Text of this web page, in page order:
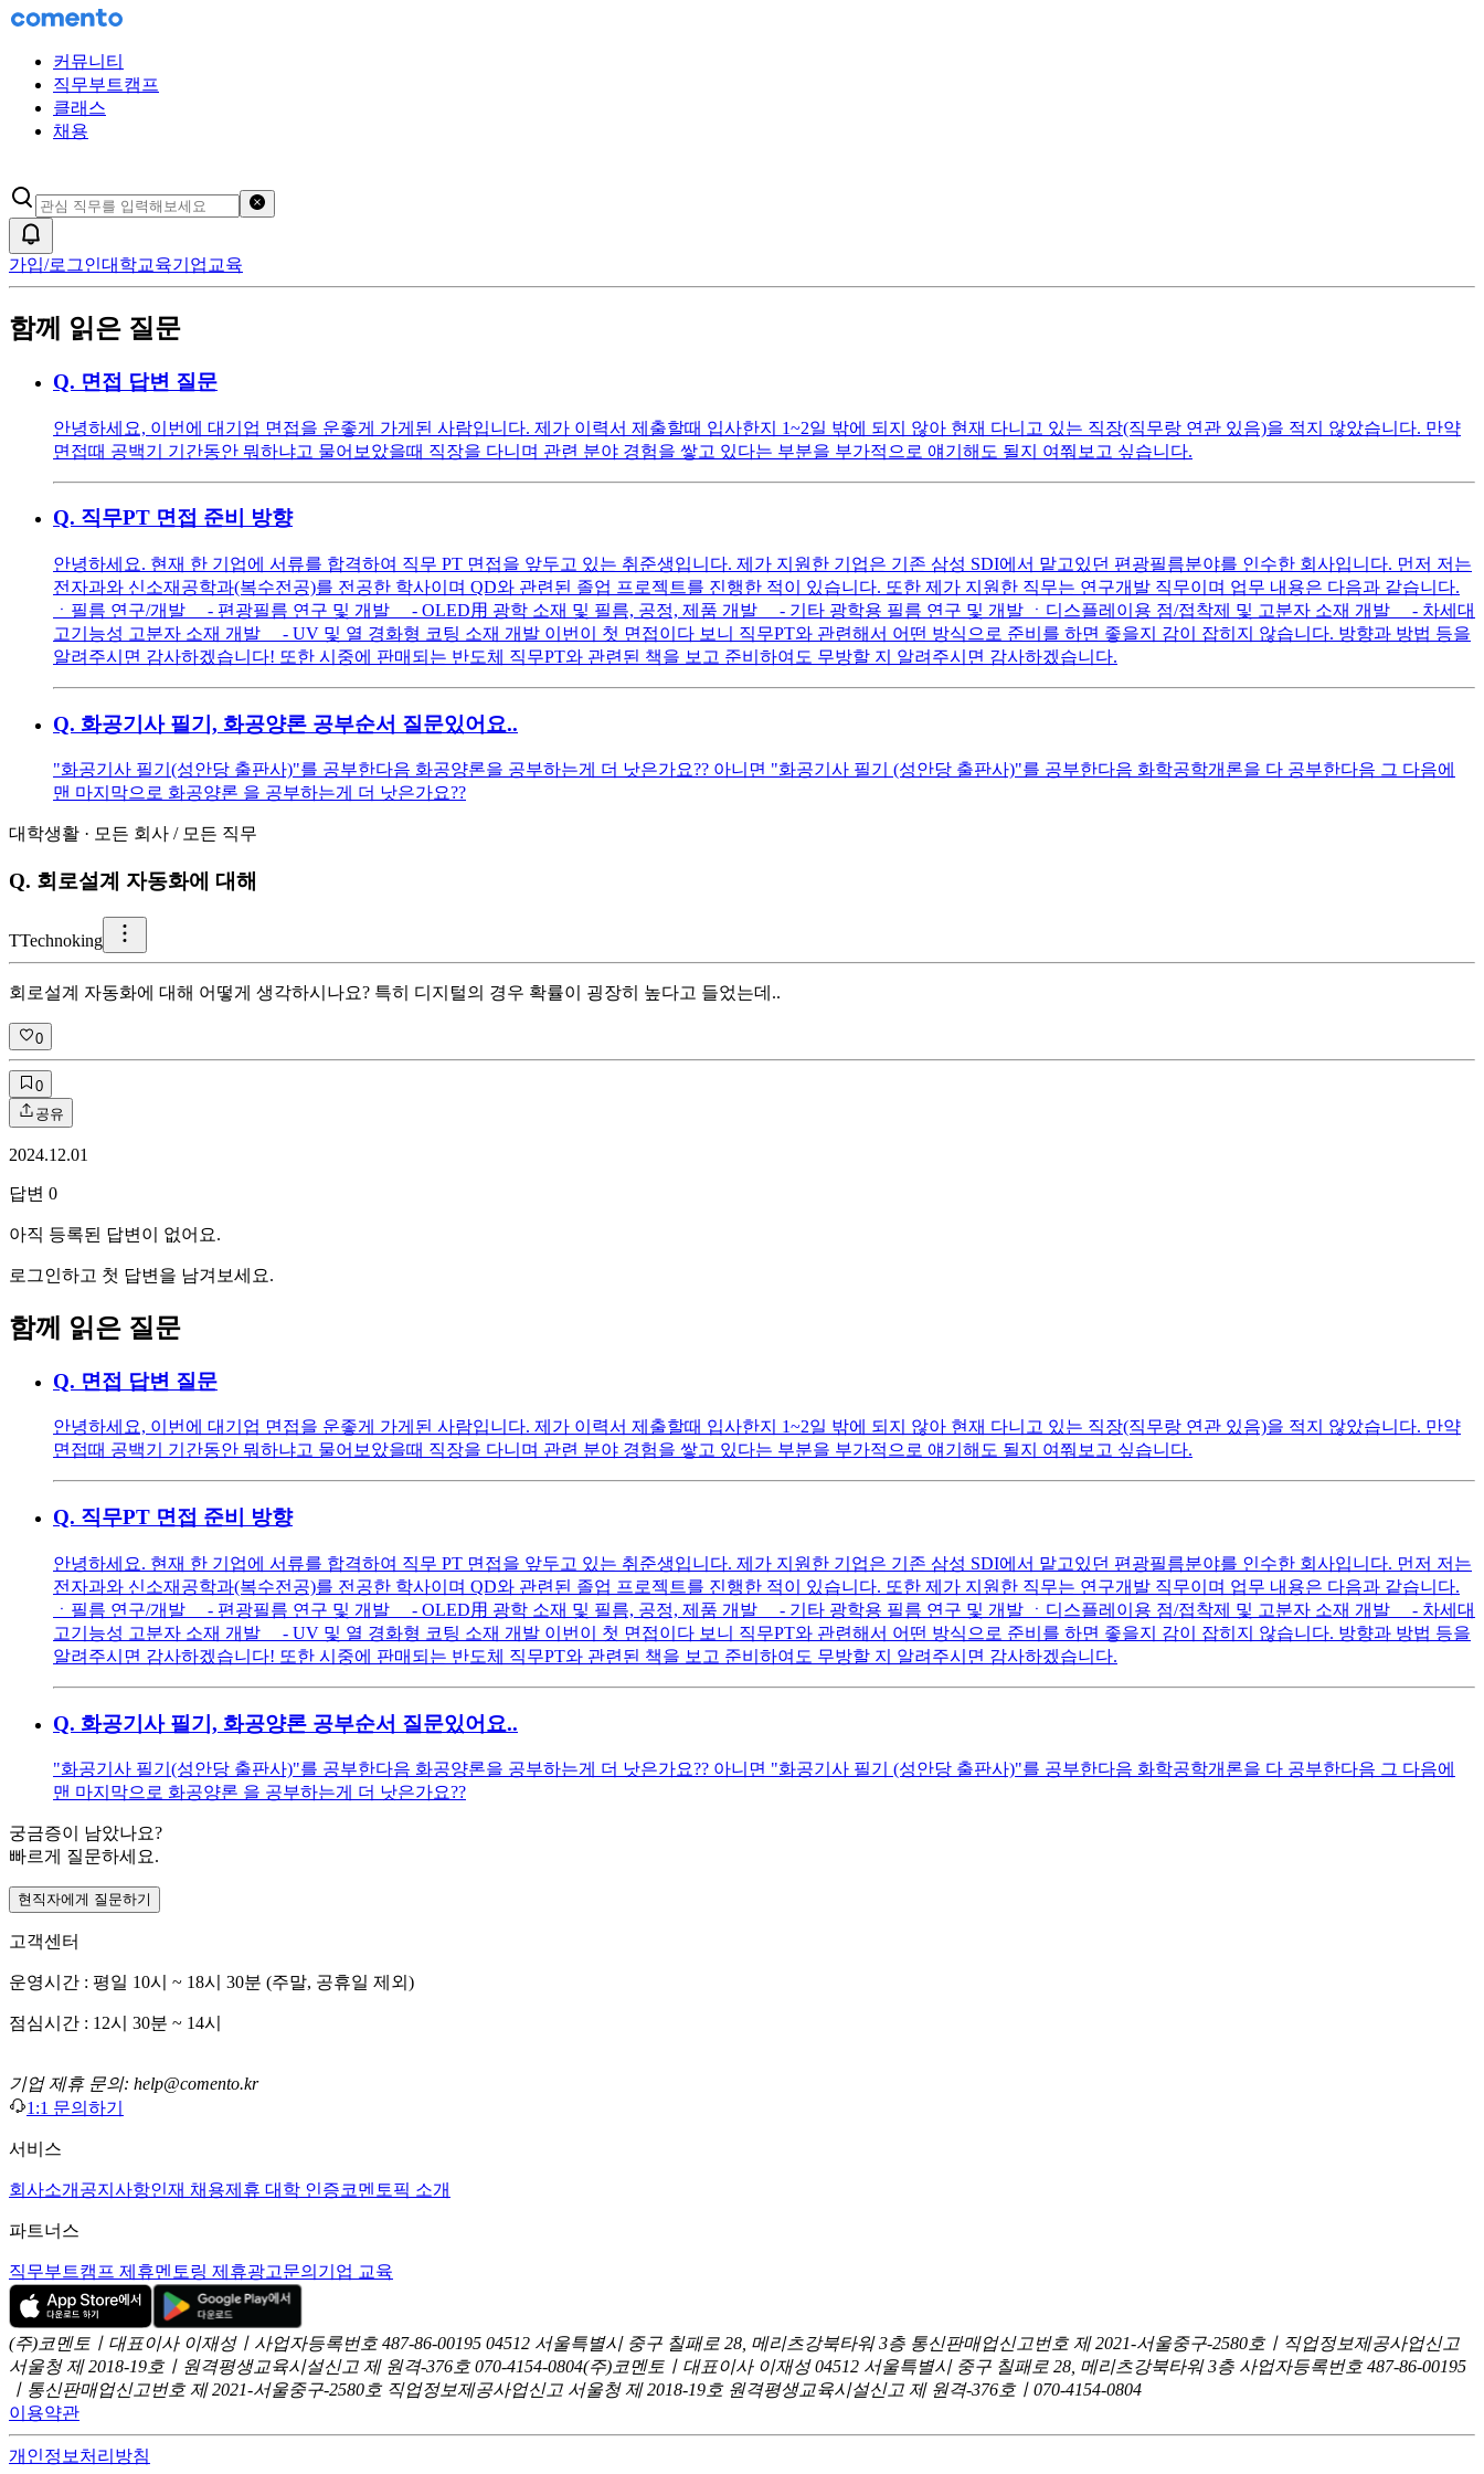
커뮤니티
직무부트캠프
클래스
채용
가입/로그인대학교육기업교육
함께 읽은 질문
Q. 면접 답변 질문
안녕하세요, 이번에 대기업 면접을 운좋게 가게된 사람입니다. 제가 이력서 제출할때 입사한지 1~2일 밖에 되지 않아 현재 다니고 있는 직장(직무랑 연관 있음)을 적지 않았습니다. 만약
면접때 공백기 기간동안 뭐하냐고 물어보았을때 직장을 다니며 관련 분야 경험을 쌓고 있다는 부분을 부가적으로 얘기해도 될지 여쭤보고 싶습니다.
Q. 직무PT 면접 준비 방향
안녕하세요. 현재 한 기업에 서류를 합격하여 직무 PT 면접을 앞두고 있는 취준생입니다. 제가 지원한 기업은 기존 삼성 SDI에서 맡고있던 편광필름분야를 인수한 회사입니다. 먼저 저는
전자과와 신소재공학과(복수전공)를 전공한 학사이며 QD와 관련된 졸업 프로젝트를 진행한 적이 있습니다. 또한 제가 지원한 직무는 연구개발 직무이며 업무 내용은 다음과 같습니다.
ㆍ필름 연구/개발 - 편광필름 연구 및 개발 - OLED用 광학 소재 및 필름, 공정, 제품 개발 - 기타 광학용 필름 연구 및 개발 ㆍ디스플레이용 점/접착제 및 고분자 소재 개발 - 차세대
고기능성 고분자 소재 개발 - UV 및 열 경화형 코팅 소재 개발 이번이 첫 면접이다 보니 직무PT와 관련해서 어떤 방식으로 준비를 하면 좋을지 감이 잡히지 않습니다. 방향과 방법 등을
알려주시면 감사하겠습니다! 또한 시중에 판매되는 반도체 직무PT와 관련된 책을 보고 준비하여도 무방할 지 알려주시면 감사하겠습니다.
Q. 화공기사 필기, 화공양론 공부순서 질문있어요..
"화공기사 필기(성안당 출판사)"를 공부한다음 화공양론을 공부하는게 더 낫은가요?? 아니면 "화공기사 필기 (성안당 출판사)"를 공부한다음 화학공학개론을 다 공부한다음 그 다음에
맨 마지막으로 화공양론 을 공부하는게 더 낫은가요??
대학생활 · 모든 회사 / 모든 직무
Q. 회로설계 자동화에 대해
TTechnoking
회로설계 자동화에 대해 어떻게 생각하시나요? 특히 디지털의 경우 확률이 굉장히 높다고 들었는데..
0
0
공유
2024.12.01
답변 0
아직 등록된 답변이 없어요.
로그인하고 첫 답변을 남겨보세요.
함께 읽은 질문
Q. 면접 답변 질문
안녕하세요, 이번에 대기업 면접을 운좋게 가게된 사람입니다. 제가 이력서 제출할때 입사한지 1~2일 밖에 되지 않아 현재 다니고 있는 직장(직무랑 연관 있음)을 적지 않았습니다. 만약
면접때 공백기 기간동안 뭐하냐고 물어보았을때 직장을 다니며 관련 분야 경험을 쌓고 있다는 부분을 부가적으로 얘기해도 될지 여쭤보고 싶습니다.
Q. 직무PT 면접 준비 방향
안녕하세요. 현재 한 기업에 서류를 합격하여 직무 PT 면접을 앞두고 있는 취준생입니다. 제가 지원한 기업은 기존 삼성 SDI에서 맡고있던 편광필름분야를 인수한 회사입니다. 먼저 저는
전자과와 신소재공학과(복수전공)를 전공한 학사이며 QD와 관련된 졸업 프로젝트를 진행한 적이 있습니다. 또한 제가 지원한 직무는 연구개발 직무이며 업무 내용은 다음과 같습니다.
ㆍ필름 연구/개발 - 편광필름 연구 및 개발 - OLED用 광학 소재 및 필름, 공정, 제품 개발 - 기타 광학용 필름 연구 및 개발 ㆍ디스플레이용 점/접착제 및 고분자 소재 개발 - 차세대
고기능성 고분자 소재 개발 - UV 및 열 경화형 코팅 소재 개발 이번이 첫 면접이다 보니 직무PT와 관련해서 어떤 방식으로 준비를 하면 좋을지 감이 잡히지 않습니다. 방향과 방법 등을
알려주시면 감사하겠습니다! 또한 시중에 판매되는 반도체 직무PT와 관련된 책을 보고 준비하여도 무방할 지 알려주시면 감사하겠습니다.
Q. 화공기사 필기, 화공양론 공부순서 질문있어요..
"화공기사 필기(성안당 출판사)"를 공부한다음 화공양론을 공부하는게 더 낫은가요?? 아니면 "화공기사 필기 (성안당 출판사)"를 공부한다음 화학공학개론을 다 공부한다음 그 다음에
맨 마지막으로 화공양론 을 공부하는게 더 낫은가요??
궁금증이 남았나요?
빠르게 질문하세요.
현직자에게 질문하기
고객센터
운영시간 : 평일 10시 ~ 18시 30분 (주말, 공휴일 제외)
점심시간 : 12시 30분 ~ 14시
기업 제휴 문의: help@comento.kr
1:1 문의하기
서비스
회사소개 공지사항인재 채용제휴 대학 인증코멘토픽 소개
파트너스
직무부트캠프 제휴멘토링 제휴광고문의 기업 교육
(주)코멘토ㅣ대표이사 이재성ㅣ사업자등록번호 487-86-00195 04512 서울특별시 중구 칠패로 28, 메리츠강북타워 3층 통신판매업신고번호 제 2021-서울중구-2580호ㅣ직업정보제공사업신고
서울청 제 2018-19호ㅣ원격평생교육시설신고 제 원격-376호 070-4154-0804(주)코멘토ㅣ대표이사 이재성 04512 서울특별시 중구 칠패로 28, 메리츠강북타워 3층 사업자등록번호 487-86-00195
ㅣ통신판매업신고번호 제 2021-서울중구-2580호 직업정보제공사업신고 서울청 제 2018-19호 원격평생교육시설신고 제 원격-376호ㅣ070-4154-0804
이용약관
개인정보처리방침